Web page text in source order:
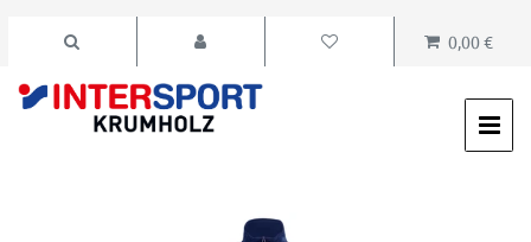
0,00 €